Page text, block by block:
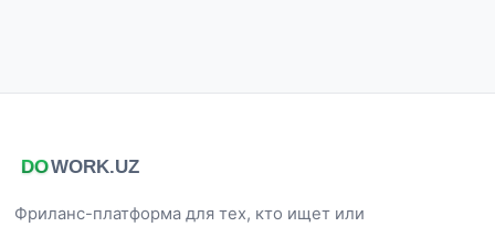
Фриланс-платформа для тех, кто ищет или